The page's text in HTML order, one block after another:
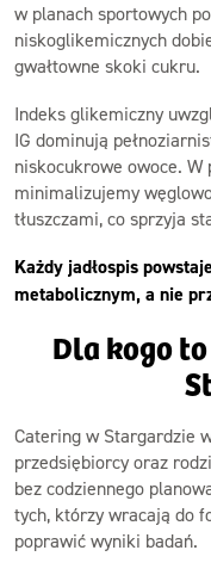
w planach sportowych
niskoglikemicznych
gwałtowne skoki cukru.
Indeks glikemiczny
IG dominują
niskocukrowe owoce. W
minimalizujemy
tłuszczami, co sprzyja
Każdy jadłospis
metabolicznym, a nie
Dla kogo
Catering w Stargardzie
przedsiębiorcy oraz
bez codziennego
tych, którzy wracają do
poprawić wyniki badań.